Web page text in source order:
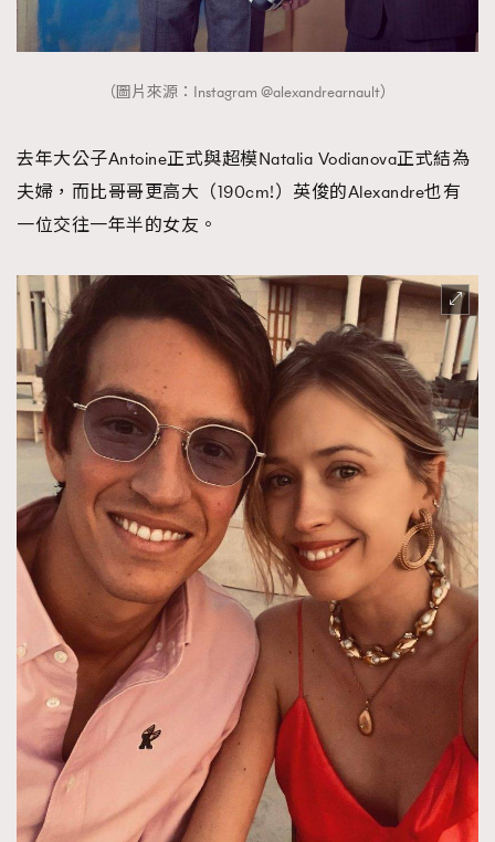
（圖片來源：Instagram @alexandrearnault）
去年大公子Antoine正式與超模Natalia Vodianova正式結為
夫婦，而比哥哥更高大（190cm!）英俊的Alexandre也有
一位交往一年半的女友。